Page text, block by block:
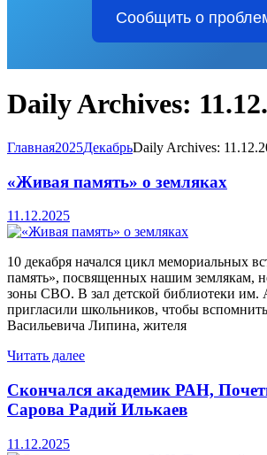
Сообщить о
Daily Archives:
Главная2025ДекабрьDaily Archives:
«Живая память» о земляках
11.12.2025
10 декабря начался цикл мемориальных
память», посвященных нашим землякам,
зоны СВО. В зал детской библиотеки
пригласили школьников, чтобы
Васильевича Липина, жителя
Читать далее
Скончался академик РАН,
Сарова Радий Илькаев
11.12.2025